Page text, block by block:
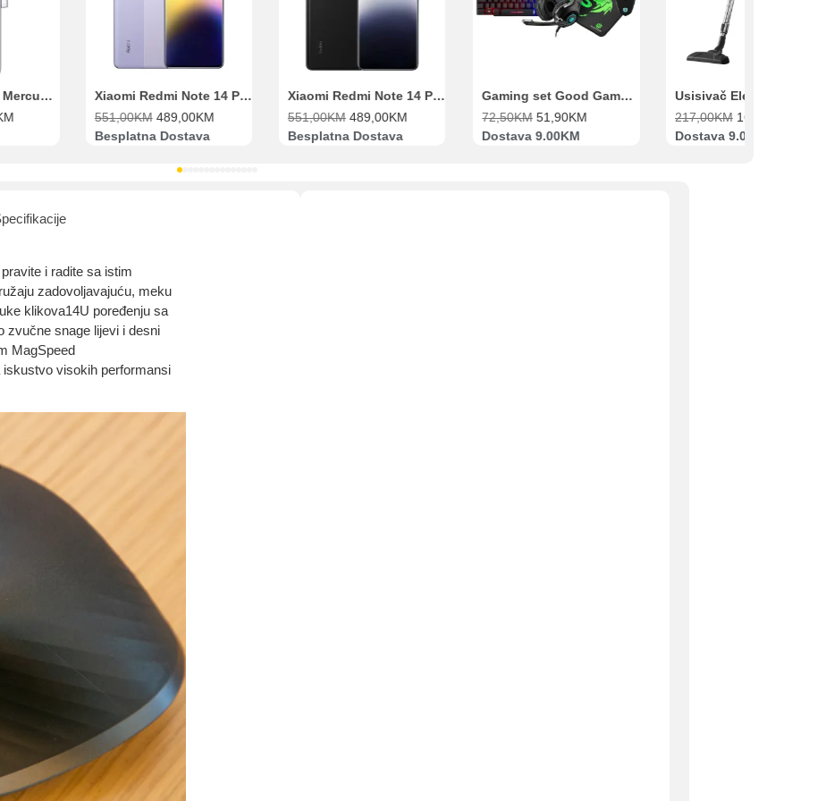
Range Extender Mercusys AX3000 ME80X Wi-Fi 6
Xiaomi Redmi Note 14 Pro 8GB 256GB Ljubičasti
551,00KM 489,00KM
Besplatna Dostava
Xiaomi Redmi Note 14 Pro 8GB 256GB Crni
551,00KM 489,00KM
Besplatna Dostava
Gaming set Good Game Tastatura, Miš, Slušalice i podloga za miš
72,50KM 51,90KM
Dostava 9.00KM
217,00KM 169,00
Dostava 9.00KM
i radite sa istim
zadovoljavajuću, meku
klikova14U poređenju sa
zvučne snage lijevi i desni
MagSpeed
visokih performansi